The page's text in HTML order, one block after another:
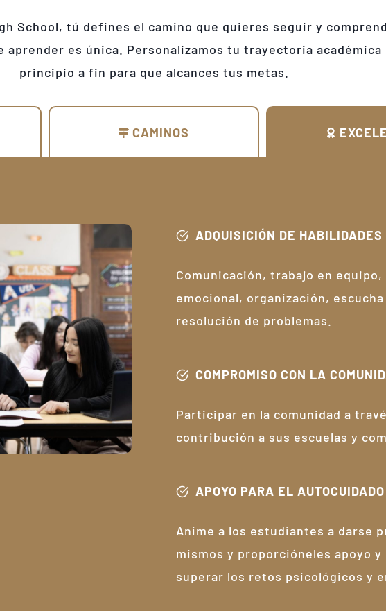
School, tú defines el camino que quieres seguir y
aprender es única. Personalizamos tu trayectoria académica
principio a fin para que alcances tus metas.
CAMINOS
ADQUISICIÓN DE
Comunicación, trabajo en
emocional, organización,
resolución de problemas.
COMPROMISO CON LA
Participar en la comunidad a
contribución a sus escuelas y
APOYO PARA EL AUTOCUIDADO
Anime a los estudiantes a darse
mismos y proporcióneles apoyo
superar los retos psicológicos y